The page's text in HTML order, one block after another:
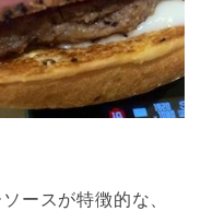
ースが特徴的な、